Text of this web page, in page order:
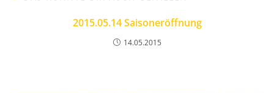
2015.05.14 Saisoneröffnung
14.05.2015